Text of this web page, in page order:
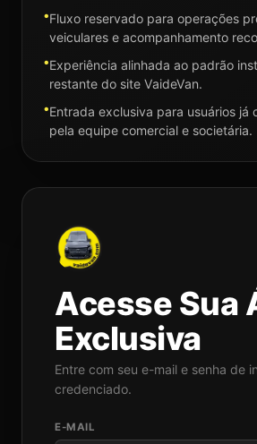
Fluxo reservado para operações
veiculares e acompanhamento
Experiência alinhada ao padrão
restante do site VaideVan.
Entrada exclusiva para usuários já
pela equipe comercial e societária.
Acesse Sua
Exclusiva
Entre com seu e-mail e senha de
credenciado.
E-MAIL